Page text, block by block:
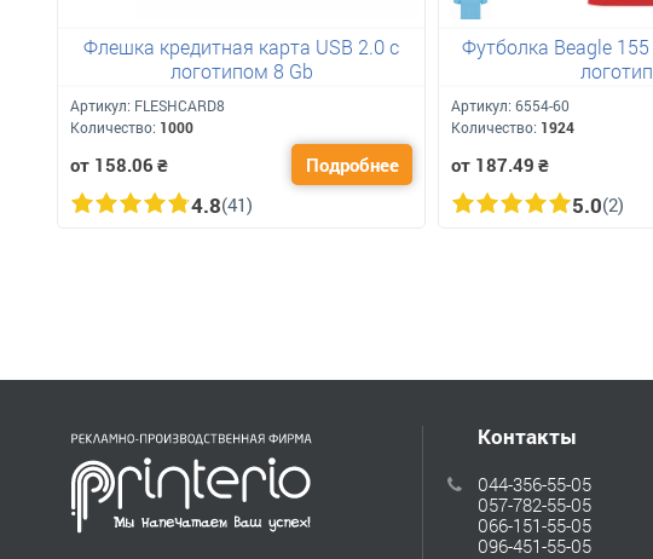
Флешка кредитная карта USB 2.0 с
логотипом 8 Gb
Артикул: FLESHCARD8
Количество: 1000
от 158.06 ₴ Подробнее
4.8(41)
Футболка Beagle
Артикул: 6554-60
Количество: 1924
от 187.49 ₴
5.0(2)
Контакты
044-356-55-05
057-782-55-05
066-151-55-05
096-451-55-05